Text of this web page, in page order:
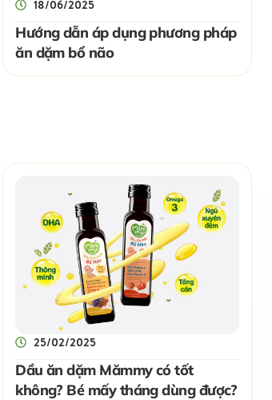
18/06/2025
Hướng dẫn áp dụng phương pháp
ăn dặm bổ não
25/02/2025
Dầu ăn dặm Mămmy có tốt
không? Bé mấy tháng dùng được?